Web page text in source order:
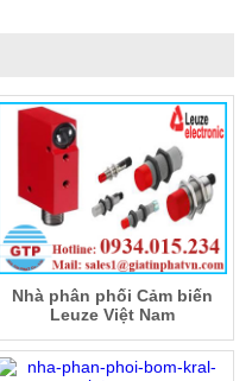
Nhà phân phối Cảm biến
Leuze Việt Nam